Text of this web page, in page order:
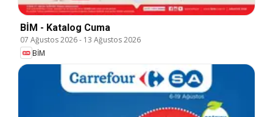
BİM - Katalog Cuma
07 Ağustos 2026- 13 Ağustos 2026
BİM